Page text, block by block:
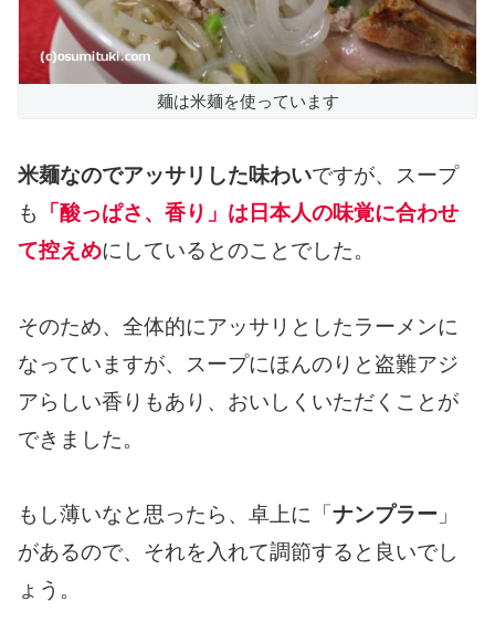
麺は米麺を使っています
米麺なのでアッサリした味わいですが、スープ
も
「酸っぱさ、香り」は日本人の味覚に合わせ
て控えめにしているとのことでした。
そのため、全体的にアッサリとしたラーメンに
なっていますが、スープにほんのりと盗難アジ
アらしい香りもあり、おいしくいただくことが
できました。
もし薄いなと思ったら、卓上に「ナンプラー 」
があるので、それを入れて調節すると良いでし
ょう。